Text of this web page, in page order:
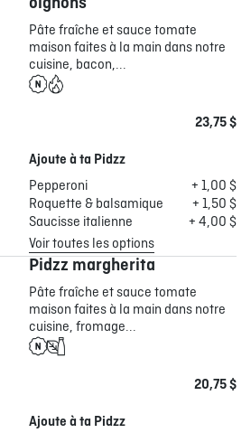
Pâte fraîche et sauce tomate
maison faites à la main dans notre
cuisine, bacon,...
23,75 $
Ajoute à ta Pidzz
Pepperoni
+ 1,00 $
Roquette & balsamique
+ 1,50 $
Saucisse italienne
+ 4,00 $
Voir toutes les options
Pidzz margherita
Pâte fraîche et sauce tomate
maison faites à la main dans notre
cuisine, fromage...
20,75 $
Ajoute à ta Pidzz